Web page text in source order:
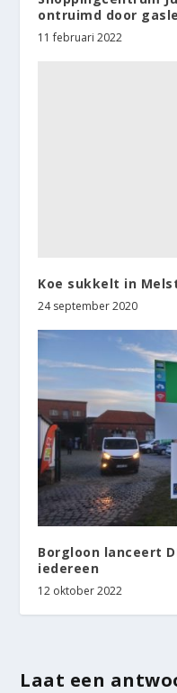
ontruimd door
11 februari 2022
Koe sukkelt in
24 september 2020
Borgloon lanceert
iedereen
12 oktober 2022
Laat een